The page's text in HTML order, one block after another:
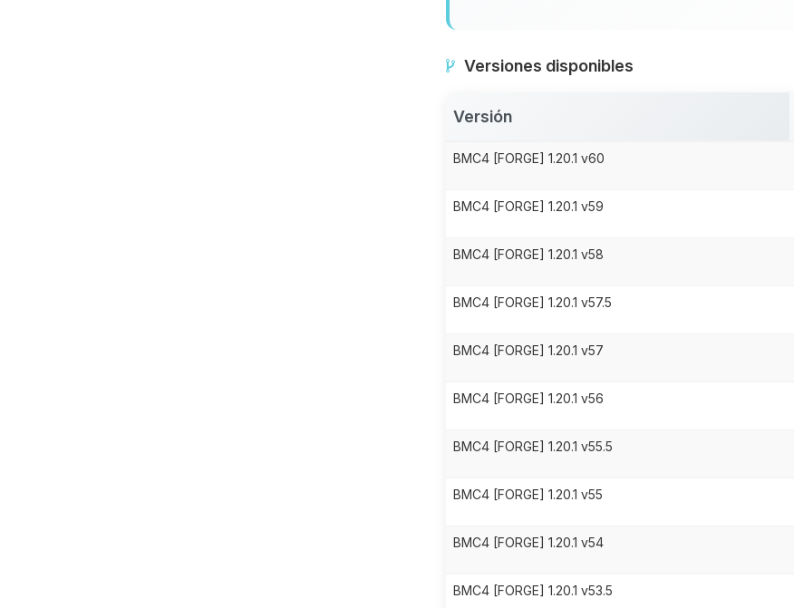
Versiones disponibles
Versión
BMC4 [FORGE] 1.20.1 v60
BMC4 [FORGE] 1.20.1 v59
BMC4 [FORGE] 1.20.1 v58
BMC4 [FORGE] 1.20.1 v57.5
BMC4 [FORGE] 1.20.1 v57
BMC4 [FORGE] 1.20.1 v56
BMC4 [FORGE] 1.20.1 v55.5
BMC4 [FORGE] 1.20.1 v55
BMC4 [FORGE] 1.20.1 v54
BMC4 [FORGE] 1.20.1 v53.5